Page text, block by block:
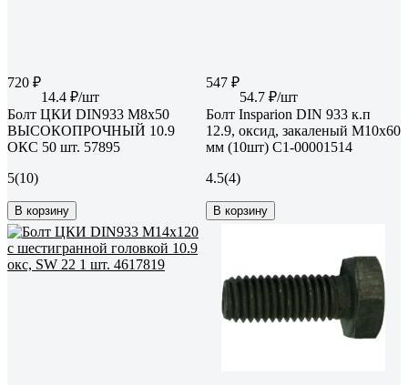
720 ₽
14.4 ₽/шт
Болт ЦКИ DIN933 М8х50
ВЫСОКОПРОЧНЫЙ 10.9
ОКС 50 шт. 57895
5(10)
В корзину
547 ₽
54.7 ₽/шт
Болт Insparion DIN 933 к.п
12.9, оксид, закаленый М10x60
мм (10шт) С1-00001514
4.5(4)
В корзину